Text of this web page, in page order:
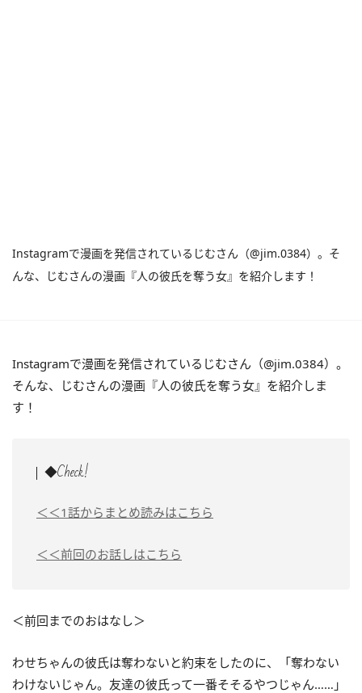
Instagramで漫画を発信されているじむさん（@jim.0384）。そ
んな、じむさんの漫画『人の彼氏を奪う女』を紹介します！
Instagramで漫画を発信されているじむさん（@jim.0384）。
そんな、じむさんの漫画『人の彼氏を奪う女』を紹介しま
す！
◆Check!
＜＜1話からまとめ読みはこちら
＜＜前回のお話しはこちら
＜前回までのおはなし＞
わせちゃんの彼氏は奪わないと約束をしたのに、「奪わない
わけないじゃん。友達の彼氏って一番そそるやつじゃん……」